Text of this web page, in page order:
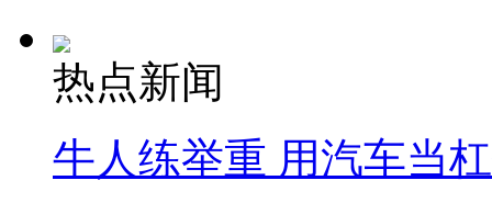
热点新闻
牛人练举重 用汽车当